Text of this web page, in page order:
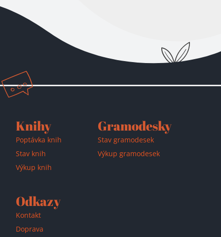
Přidáno do košíku!
Knihy
Poptávka knih
Stav knih
Výkup knih
Gramodesky
Stav gramodesek
Výkup gramodesek
Odkazy
Kontakt
Doprava